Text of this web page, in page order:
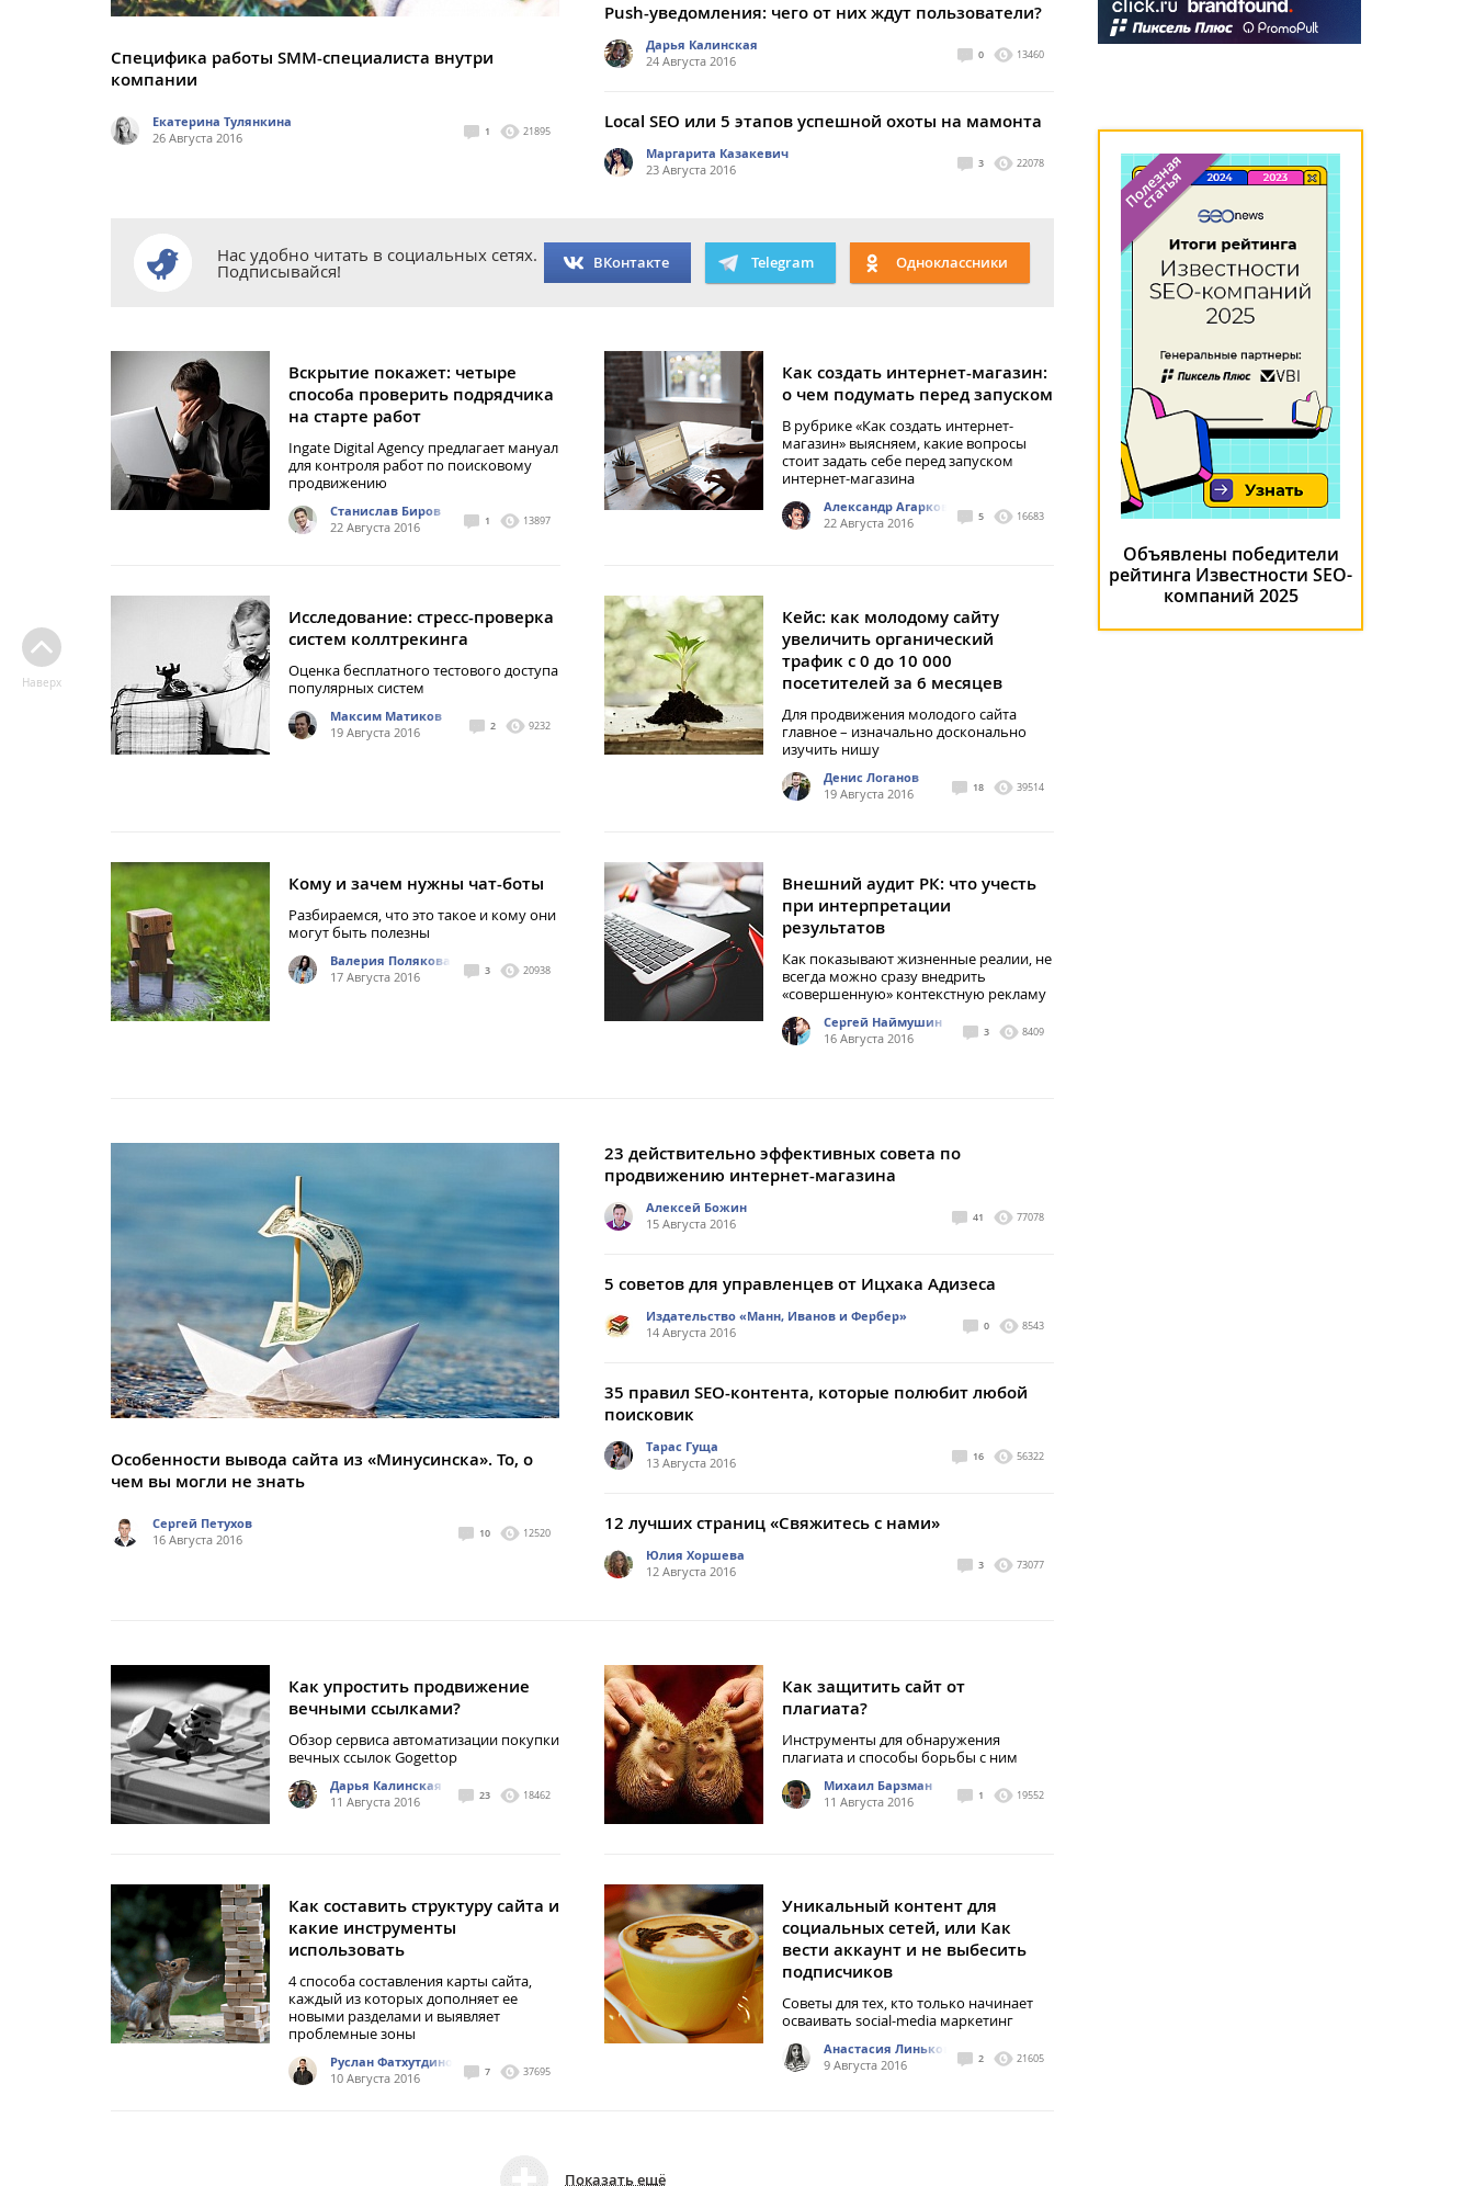
Специфика работы SMM-специалиста внутри
компании
Екатерина Тулянкина
26 Августа 2016
1 21895
Push-уведомления: чего от них ждут пользователи?
Дарья Калинская
24 Августа 2016
0 13460
Local SEO или 5 этапов успешной охоты на мамонта
Маргарита Казакевич
23 Августа 2016
3 22078
Нас удобно читать в социальных сетях.
Подписывайся! ВКонтакте Telegram Одноклассники
Вскрытие покажет: четыре
способа проверить подрядчика
на старте работ
Ingate Digital Agency предлагает мануал
для контроля работ по поисковому
продвижению
Станислав Биров
22 Августа 2016
1 13897
Как создать интернет-магазин:
о чем подумать перед запуском
В рубрике «Как создать интернет-
магазин» выясняем, какие вопросы
стоит задать себе перед запуском
интернет-магазина
Александр Агарков
22 Августа 2016
5 16683
Исследование: стресс-проверка
систем коллтрекинга
Оценка бесплатного тестового доступа
популярных систем
Максим Матиков
19 Августа 2016
2 9232
Кейс: как молодому сайту
увеличить органический
трафик с 0 до 10 000
посетителей за 6 месяцев
Для продвижения молодого сайта
главное – изначально досконально
изучить нишу
Денис Логанов
19 Августа 2016
18 39514
Кому и зачем нужны чат-боты
Разбираемся, что это такое и кому они
могут быть полезны
Валерия Полякова
17 Августа 2016
3 20938
Внешний аудит РК: что учесть
при интерпретации
результатов
Как показывают жизненные реалии, не
всегда можно сразу внедрить
«совершенную» контекстную рекламу
Сергей Наймушин
16 Августа 2016
3 8409
Особенности вывода сайта из «Минусинска». То, о
чем вы могли не знать
Сергей Петухов
16 Августа 2016
10 12520
23 действительно эффективных совета по
продвижению интернет-магазина
Алексей Божин
15 Августа 2016
41 77078
5 советов для управленцев от Ицхака Адизеса
Издательство «Манн, Иванов и Фербер»
14 Августа 2016
0 8543
35 правил SEO-контента, которые полюбит любой
поисковик
Тарас Гуща
13 Августа 2016
16 56322
12 лучших страниц «Свяжитесь с нами»
Юлия Хоршева
12 Августа 2016
3 73077
Как упростить продвижение
вечными ссылками?
Обзор сервиса автоматизации покупки
вечных ссылок Gogettop
Дарья Калинская
11 Августа 2016
23 18462
Как защитить сайт от
плагиата?
Инструменты для обнаружения
плагиата и способы борьбы с ним
Михаил Барзман
11 Августа 2016
1 19552
Как составить структуру сайта и
какие инструменты
использовать
4 способа составления карты сайта,
каждый из которых дополняет ее
новыми разделами и выявляет
проблемные зоны
Руслан Фатхутдинов
10 Августа 2016
7 37695
Уникальный контент для
социальных сетей, или Как
вести аккаунт и не выбесить
подписчиков
Советы для тех, кто только начинает
осваивать social-media маркетинг
Анастасия Линькова
9 Августа 2016
2 21605
Показать ещё
Наверх
Объявлены победители
рейтинга Известности SEO-
компаний 2025